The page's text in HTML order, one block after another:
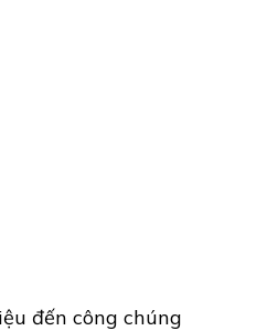
đến công chúng